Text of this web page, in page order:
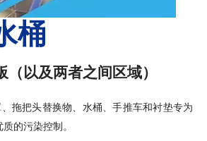
桶
（以及两者之间区域）
拖把头替换物、水桶、手推车和衬垫专为
的污染控制。